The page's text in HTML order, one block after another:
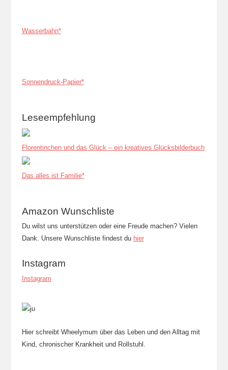
Wasserbahn*
Sonnendruck-Papier*
Leseempfehlung
Florentinchen und das Glück – ein kreatives Glücksbilderbuch
Das alles ist Familie*
Amazon Wunschliste
Du wilst uns unterstützen oder eine Freude machen? Vielen
Dank. Unsere Wunschliste findest du hier
Instagram
Instagram
Hier schreibt Wheelymum über das Leben und den Alltag mit
Kind, chronischer Krankheit und Rollstuhl.